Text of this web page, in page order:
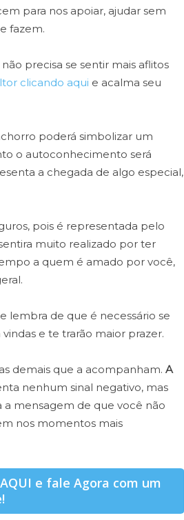
para nos apoiar, ajudar sem
fazem.
precisa se sentir mais aflitos
clicando aqui e acalma seu
poderá simbolizar um
o autoconhecimento será
a chegada de algo especial,
pois é representada pelo
muito realizado por ter
a quem é amado por você,
lembra de que é necessário se
e te trarão maior prazer.
demais que a acompanham. A
nenhum sinal negativo, mas
a mensagem de que você não
nos momentos mais
e fale Agora com um